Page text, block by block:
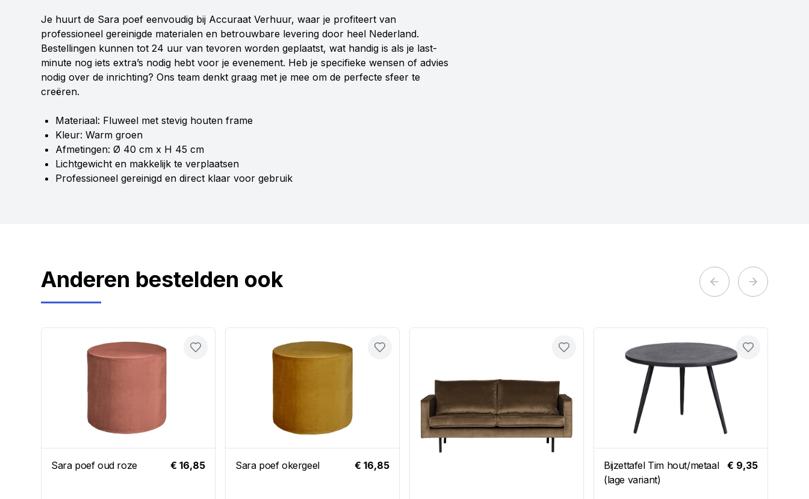
Je huurt de Sara poef eenvoudig bij Accuraat Verhuur, waar je profiteert van
professioneel gereinigde materialen en betrouwbare levering door heel Nederland.
Bestellingen kunnen tot 24 uur van tevoren worden geplaatst, wat handig is als je last-
minute nog iets extra’s nodig hebt voor je evenement. Heb je specifieke wensen of advies
nodig over de inrichting? Ons team denkt graag met je mee om de perfecte sfeer te
creëren.
Materiaal: Fluweel met stevig houten frame
Kleur: Warm groen
Afmetingen: Ø 40 cm x H 45 cm
Lichtgewicht en makkelijk te verplaatsen
Professioneel gereinigd en direct klaar voor gebruik
Anderen bestelden ook
Sara poef oud roze € 16,85
Toevoegen
Sara poef okergeel € 16,85
Toevoegen Toevoegen
Bijzettafel Tim hout/metaal
(lage variant)
€ 9,35
Toevoegen
Previous slideNext slide